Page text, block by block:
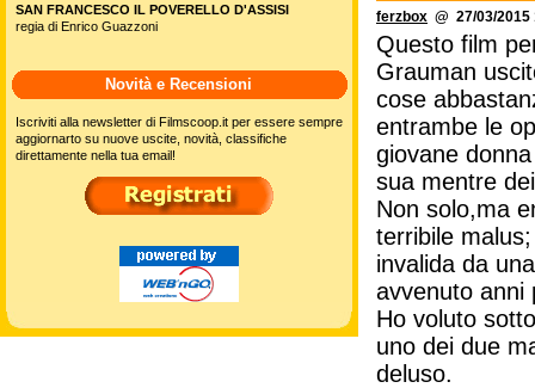
ferzbox @ 27/03/2015
Questo film
Grauman
cose
entrambe le
giovane
sua mentre
Non solo,ma
terribile
invalida da
avvenuto anni
Ho voluto
uno dei due
deluso.
SAN FRANCESCO IL POVERELLO D'ASSISI
regia di Enrico Guazzoni
Novità e Recensioni
Iscriviti alla newsletter di Filmscoop.it per essere sempre
aggiornarto su nuove uscite, novità, classifiche
direttamente nella tua email!